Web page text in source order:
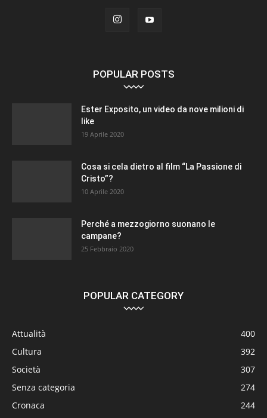
POPULAR POSTS
Ester Exposito, un video da nove milioni di
like
19 Aprile 2020
Cosa si cela dietro al film “La Passione di
Cristo”?
10 Aprile 2020
Perché a mezzogiorno suonano le
campane?
25 Febbraio 2020
POPULAR CATEGORY
Attualità
400
Cultura
392
Società
307
Senza categoria
274
Cronaca
244